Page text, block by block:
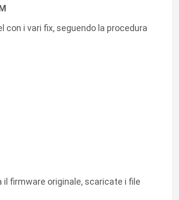
con i vari fix, seguendo la procedura
firmware originale, scaricate i file